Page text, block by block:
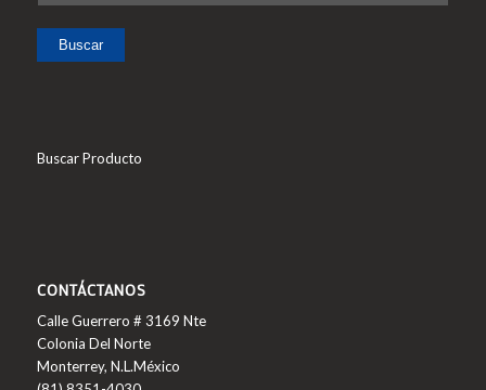
Buscar
Buscar Producto
CONTÁCTANOS
Calle Guerrero # 3169 Nte
Colonia Del Norte
Monterrey, N.L.México